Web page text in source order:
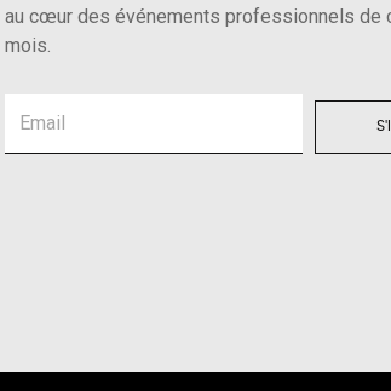
au cœur des événements professionnels de
mois.